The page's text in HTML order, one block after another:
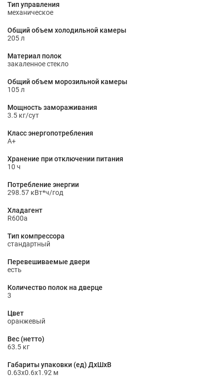
Тип управления
механическое
Общий объем холодильной камеры
205 л
Материал полок
закаленное стекло
Общий объем морозильной камеры
105 л
Мощность замораживания
3.5 кг/сут
Класс энергопотребления
A+
Хранение при отключении питания
10 ч
Потребление энергии
298.57 кВт*ч/год
Хладагент
R600a
Тип компрессора
стандартный
Перевешиваемые двери
есть
Количество полок на дверце
3
Цвет
оранжевый
Вес (нетто)
63.5 кг
Габариты упаковки (ед) ДхШхВ
0.63x0.6x1.92 м